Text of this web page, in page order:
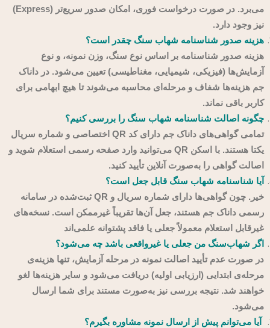
می‌برد. در صورت درخواست فوری، امکان صدور سریع‌تر (Express)
نیز وجود دارد.
هزینه صدور شناسنامه شهاب سنگ چقدر است؟
هزینه صدور شناسنامه بر اساس نوع سنگ، وزن نمونه، و نوع
آزمایش‌ها (فیزیکی، شیمیایی، مغناطیسی) تعیین می‌شود. در داناک
جم هزینه‌ها شفاف و مرحله‌ای محاسبه می‌شوند تا هیچ ابهامی برای
کاربر باقی نماند.
چگونه اصالت شناسنامه شهاب سنگ را بررسی کنیم؟
تمامی گواهی‌های داناک جم دارای کد QR اختصاصی و شماره سریال
یکتا هستند. با اسکن QR می‌توانید وارد صفحه رسمی استعلام شوید و
اصالت گواهی را به‌صورت آنلاین تأیید کنید.
آیا شناسنامه شهاب سنگ قابل جعل است؟
خیر. چون گواهی‌ها دارای شماره سریال و QR ثبت‌شده در سامانه
رسمی داناک جم هستند، جعل آن‌ها تقریباً غیرممکن است. نسخه‌های
غیرقابل استعلام معمولاً جعلی یا فاقد پشتوانه علمی‌اند
اگر شهاب‌سنگ من جعلی یا غیرواقعی باشد چه می‌شود؟
در صورت عدم تأیید اصالت نمونه در مرحله آزمایش، تنها هزینه‌ی
مرحله‌ی ابتدایی (ارزیابی اولیه) دریافت می‌شود و سایر هزینه‌ها لغو
خواهند شد. نتیجه بررسی نیز به‌صورت مستند برای شما ارسال
می‌شود.
آیا می‌توانم پیش از ارسال نمونه مشاوره بگیرم؟